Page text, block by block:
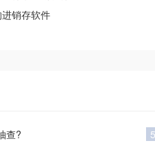
销存软件
查? 5